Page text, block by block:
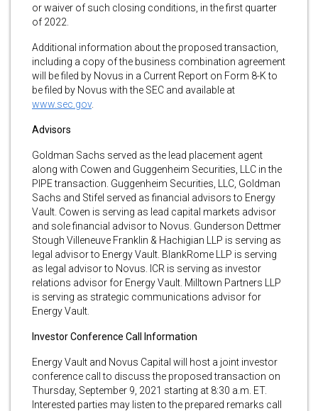
or waiver of such closing conditions, in the first quarter
of 2022.
Additional information about the proposed transaction,
including a copy of the business combination agreement
will be filed by Novus in a Current Report on Form 8-K to
be filed by Novus with the SEC and available at
www.sec.gov.
Advisors
Goldman Sachs served as the lead placement agent
along with Cowen and Guggenheim Securities, LLC in the
PIPE transaction. Guggenheim Securities, LLC, Goldman
Sachs and Stifel served as financial advisors to Energy
Vault. Cowen is serving as lead capital markets advisor
and sole financial advisor to Novus. Gunderson Dettmer
Stough Villeneuve Franklin & Hachigian LLP is serving as
legal advisor to Energy Vault. BlankRome LLP is serving
as legal advisor to Novus. ICR is serving as investor
relations advisor for Energy Vault. Milltown Partners LLP
is serving as strategic communications advisor for
Energy Vault.
Investor Conference Call Information
Energy Vault and Novus Capital will host a joint investor
conference call to discuss the proposed transaction on
Thursday, September 9, 2021 starting at 8:30 a.m. ET.
Interested parties may listen to the prepared remarks call